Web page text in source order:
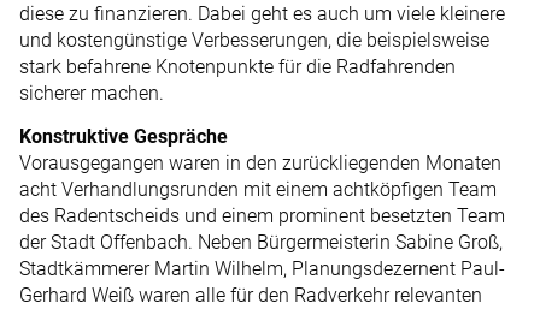
diese zu finanzieren. Dabei geht es auch um viele kleinere
und kostengünstige Verbesserungen, die beispielsweise
stark befahrene Knotenpunkte für die Radfahrenden
sicherer machen.
Konstruktive Gespräche
Vorausgegangen waren in den zurückliegenden Monaten
acht Verhandlungsrunden mit einem achtköpfigen Team
des Radentscheids und einem prominent besetzten Team
der Stadt Offenbach. Neben Bürgermeisterin Sabine Groß,
Stadtkämmerer Martin Wilhelm, Planungsdezernent Paul-
Gerhard Weiß waren alle für den Radverkehr relevanten